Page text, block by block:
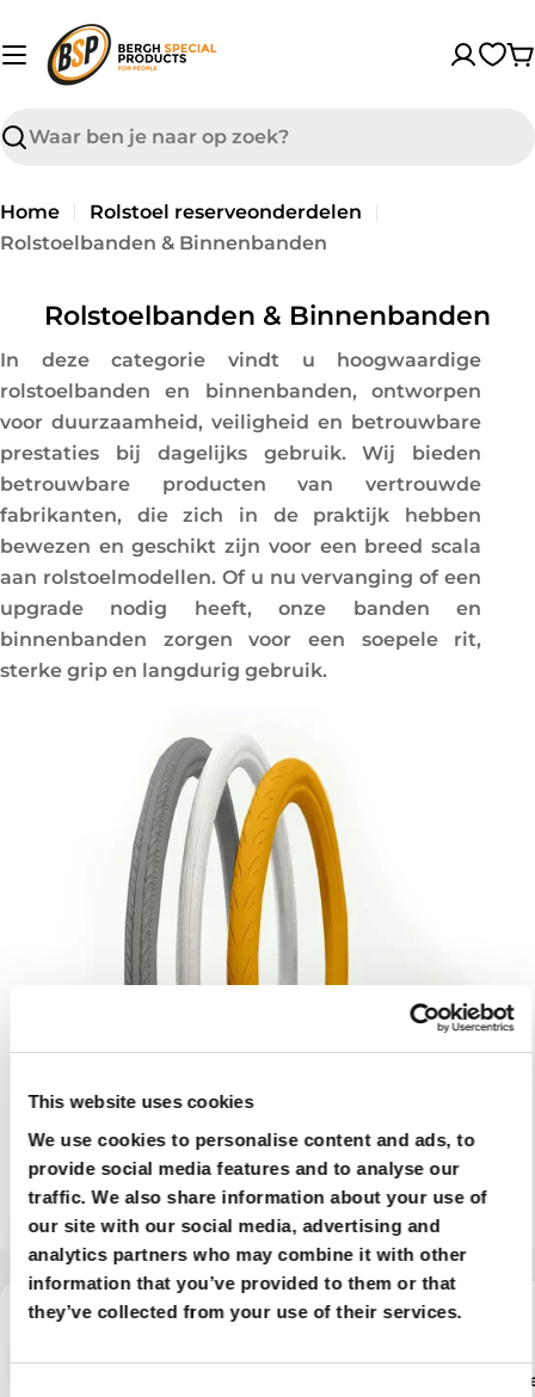
This website uses cookies
We use cookies to personalise content and ads, to
provide social media features and to analyse our
traffic. We also share information about your use of
our site with our social media, advertising and
analytics partners who may combine it with other
information that you’ve provided to them or that
they’ve collected from your use of their services.
Skip to content
Skip to menu
Skip to footer
naar
inhoud
Zoek
Home
Rolstoel reserveonderdelen
Rolstoelbanden & Binnenbanden
C
o
l
l
e
c
t
i
e
:
Rolstoelbanden & Binnenbanden
In deze categorie vindt u hoogwaardige
rolstoelbanden en binnenbanden, ontworpen
voor duurzaamheid, veiligheid en betrouwbare
prestaties bij dagelijks gebruik. Wij bieden
betrouwbare producten van vertrouwde
fabrikanten, die zich in de praktijk hebben
bewezen en geschikt zijn voor een breed scala
aan rolstoelmodellen. Of u nu vervanging of een
upgrade nodig heeft, onze banden en
binnenbanden zorgen voor een soepele rit,
sterke grip en langdurig gebruik.